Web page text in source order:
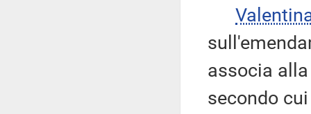
associa
secondo